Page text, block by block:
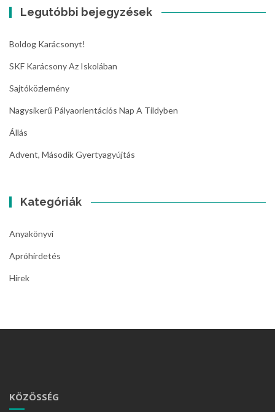
Legutóbbi bejegyzések
Boldog Karácsonyt!
SKF Karácsony Az Iskolában
Sajtóközlemény
Nagysikerű Pályaorientációs Nap A Tildyben
Állás
Advent, Második Gyertyagyújtás
Kategóriák
Anyakönyvi
Apróhirdetés
Hírek
KÖZÖSSÉG